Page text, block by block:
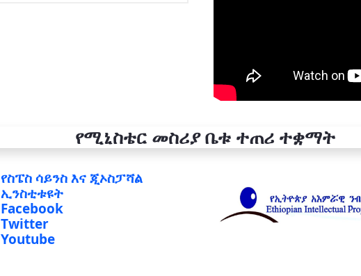
የሚኒስቴር መስሪያ ቤቱ ተጠሪ ተቋማት
የስፔስ ሳይንስ እና ጂኦስፓሻል
ኢንስቲቱዩት
Facebook
Twitter
Youtube